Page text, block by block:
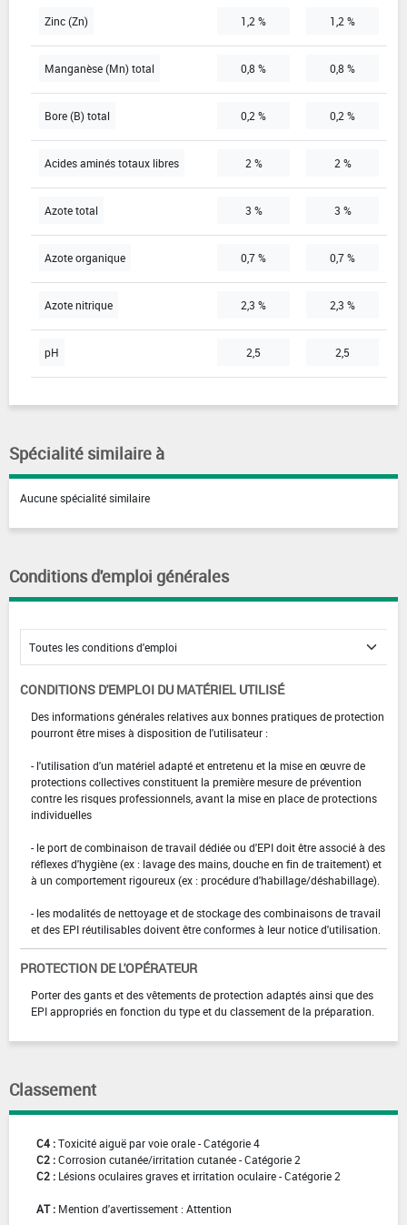
Zinc (Zn) 1,2 % 1,2 %
Manganèse (Mn) total 0,8 % 0,8 %
Bore (B) total 0,2 % 0,2 %
Acides aminés totaux libres 2 % 2 %
Azote total 3 % 3 %
Azote organique 0,7 % 0,7 %
Azote nitrique 2,3 % 2,3 %
pH 2,5 2,5
Spécialité similaire à
Aucune spécialité similaire
Conditions d'emploi générales
CONDITIONS D'EMPLOI DU MATÉRIEL UTILISÉ
Des informations générales relatives aux bonnes pratiques de protection
pourront être mises à disposition de l'utilisateur :
- l'utilisation d'un matériel adapté et entretenu et la mise en œuvre de
protections collectives constituent la première mesure de prévention
contre les risques professionnels, avant la mise en place de protections
individuelles
- le port de combinaison de travail dédiée ou d'EPI doit être associé à des
réflexes d'hygiène (ex : lavage des mains, douche en fin de traitement) et
à un comportement rigoureux (ex : procédure d'habillage/déshabillage).
- les modalités de nettoyage et de stockage des combinaisons de travail
et des EPI réutilisables doivent être conformes à leur notice d'utilisation.
PROTECTION DE L'OPÉRATEUR
Porter des gants et des vêtements de protection adaptés ainsi que des
EPI appropriés en fonction du type et du classement de la préparation.
Classement
C4 :Toxicité aiguë par voie orale - Catégorie 4
C2 :Corrosion cutanée/irritation cutanée - Catégorie 2
C2 : Lésions oculaires graves et irritation oculaire - Catégorie 2
AT : Mention d'avertissement : Attention